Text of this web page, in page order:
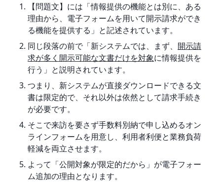
【問題文】には「情報提供の機能とは別に、ある
理由から、電子フォームを用いて開示請求ができ
る機能を提供する」と記述されています。
同じ段落の前で「新システムでは、まず、 開示請
求が多く開示可能な文書だけを対象に情報提供を
行う」と説明されています。
つまり、新システムが直接ダウンロードできる文
書は限定的で、それ以外は依然として請求手続き
が必要です。
そこで来訪を要さず手数料別納で申し込めるオン
ラインフォームを用意し、利用者利便と業務負荷
軽減を両立させます。
よって「公開対象が限定的だから」が電子フォー
ム追加の理由となります。